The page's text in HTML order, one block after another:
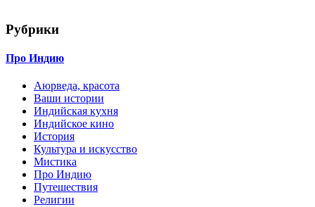
Рубрики
Про Индию
Аюрведа, красота
Ваши истории
Индийская кухня
Индийское кино
История
Культура и искусство
Мистика
Про Индию
Путешествия
Религии